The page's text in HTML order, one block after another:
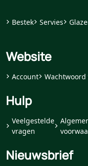
Bestek Servies
Website
Account
Hulp
Veelgestelde
vragen
Nieuwsbrief